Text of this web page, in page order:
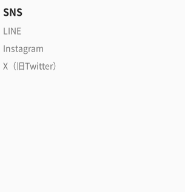
SNS
LINE
Instagram
X（旧Twitter）